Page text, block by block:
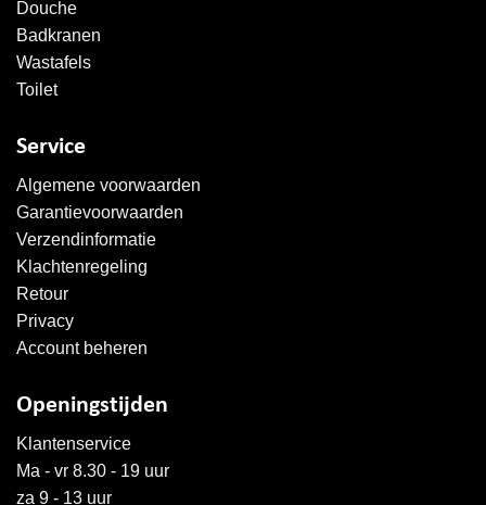
Douche
Badkranen
Wastafels
Toilet
Service
Algemene voorwaarden
Garantievoorwaarden
Verzendinformatie
Klachtenregeling
Retour
Privacy
Account beheren
Openingstijden
Klantenservice
Ma - vr 8.30 - 19 uur
za 9 - 13 uur